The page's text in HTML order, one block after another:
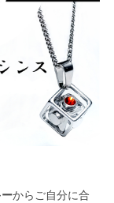
からご自分に合